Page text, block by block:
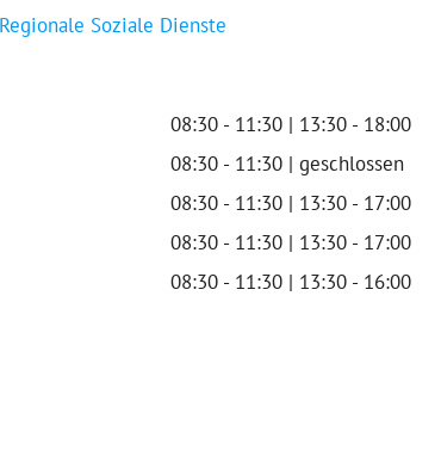
Soziale Dienste
08:30 - 11:30 | 13:30 - 18:00
08:30 - 11:30 | geschlossen
08:30 - 11:30 | 13:30 - 17:00
08:30 - 11:30 | 13:30 - 17:00
08:30 - 11:30 | 13:30 - 16:00